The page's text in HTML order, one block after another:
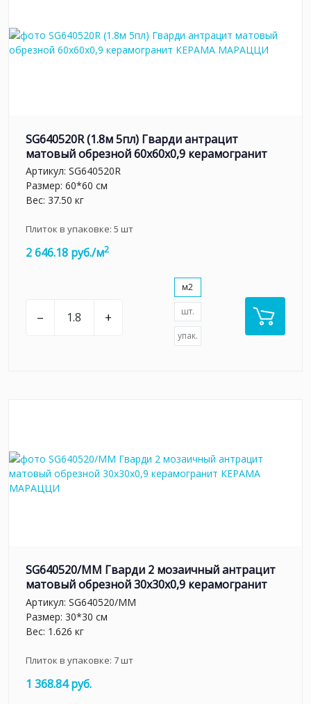
SG640520R (1.8м 5пл) Гварди антрацит
матовый обрезной 60x60x0,9 керамогранит
Артикул: SG640520R
Размер: 60*60 см
Вес: 37.50 кг
Плиток в упаковке: 5 шт
2 646.18 руб./м2
– +
м2
шт.
упак.
SG640520/MM Гварди 2 мозаичный антрацит
матовый обрезной 30x30x0,9 керамогранит
Артикул: SG640520/MM
Размер: 30*30 см
Вес: 1.626 кг
Плиток в упаковке: 7шт
1 368.84 руб.